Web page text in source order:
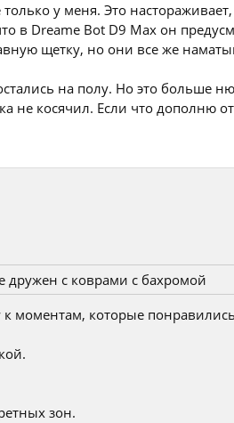
только у меня. Это
в Dreame Bot D9 Max он
щетку, но они все же
на полу. Но это больше
не косячил. Если что дополню
дружен с коврами с бахромой
к моментам, которые
зон.